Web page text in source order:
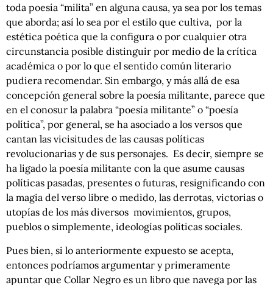
toda poesía “milita” en alguna causa, ya sea por los temas
que aborda; así lo sea por el estilo que cultiva, por la
estética poética que la configura o por cualquier otra
circunstancia posible distinguir por medio de la crítica
académica o por lo que el sentido común literario
pudiera recomendar. Sin embargo, y más allá de esa
concepción general sobre la poesía militante, parece que
en el conosur la palabra “poesía militante” o “poesía
política”, por general, se ha asociado a los versos que
cantan las vicisitudes de las causas políticas
revolucionarias y de sus personajes. Es decir, siempre se
ha ligado la poesía militante con la que asume causas
políticas pasadas, presentes o futuras, resignificando con
la magia del verso libre o medido, las derrotas, victorias o
utopías de los más diversos movimientos, grupos,
pueblos o simplemente, ideologías políticas sociales.
Pues bien, si lo anteriormente expuesto se acepta,
entonces podríamos argumentar y primeramente
apuntar que Collar Negro es un libro que navega por las